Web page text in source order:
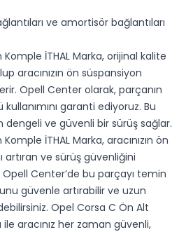
ve amortisör bağlantıları
İTHAL Marka, orijinal kalite
aracınızın ön süspansiyon
Opell Center olarak, parçanın
garanti ediyoruz. Bu
dengeli ve güvenli bir sürüş sağlar.
İTHAL Marka, aracınızın ön
artıran ve sürüş güvenliğini
Center’de bu parçayı temin
güvenle artırabilir ve uzun
Opel Corsa C Ön Alt
ile aracınız her zaman güvenli,